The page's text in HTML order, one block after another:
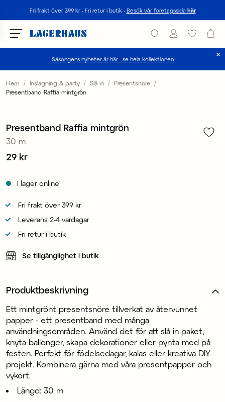
Fri frakt över 399 kr - Fri retur i butik - Besök vår företagssida här
Säsongens nyheter är här - se hela kollektionen
Välj språk / valuta
Hem Inslagning & party Slå in
Presentsnöre
Presentband Raffia mintgrön
Presentband Raffia mintgrön
30 m
Pris:29 kr
29 kr
I lager online
Fri frakt över 399 kr
Leverans 2-4 vardagar
Fri retur i butik
Se tillgänglighet i butik
Produktbeskrivning
Ett mintgrönt presentsnöre tillverkat av återvunnet
papper - ett presentband med många
användningsområden. Använd det för att slå in paket,
knyta ballonger, skapa dekorationer eller pynta med på
festen. Perfekt för födelsedagar, kalas eller kreativa DIY-
projekt. Kombinera gärna med våra presentpapper och
vykort.
Längd: 30 m